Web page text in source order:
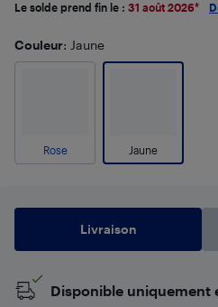
Le solde prend fin le : 31 août 2026*
Couleur: Jaune
Rose Jaune
Livraison
Disponible uniquement